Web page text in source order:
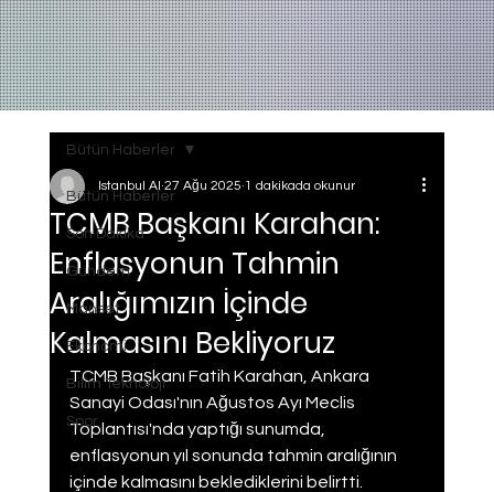
Bütün Haberler
Son Dakika
Gundem
Manset
Ekonomi
Bilim Teknoloji
Spor
Bütün Haberler
TCMB Başkanı Karahan:
Enflasyonun Tahmin
Aralığımızın İçinde
Kalmasını Bekliyoruz
Istanbul AI 27 Ağu 2025 1 dakikada okunur
TCMB Başkanı Fatih Karahan, Ankara
Sanayi Odası'nın Ağustos Ayı Meclis
Toplantısı'nda yaptığı sunumda,
enflasyonun yıl sonunda tahmin aralığının
içinde kalmasını beklediklerini belirtti.